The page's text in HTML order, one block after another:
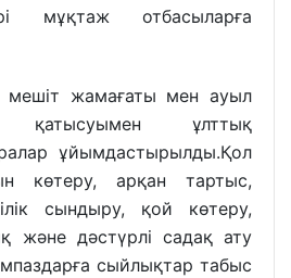
мұқтаж отбасыларға
мешіт жамағаты мен ауыл
қатысуымен ұлттық
ұйымдастырылды.Қол
көтеру, арқан тартыс,
сындыру, қой көтеру,
және дәстүрлі садақ ату
сыйлықтар табыс